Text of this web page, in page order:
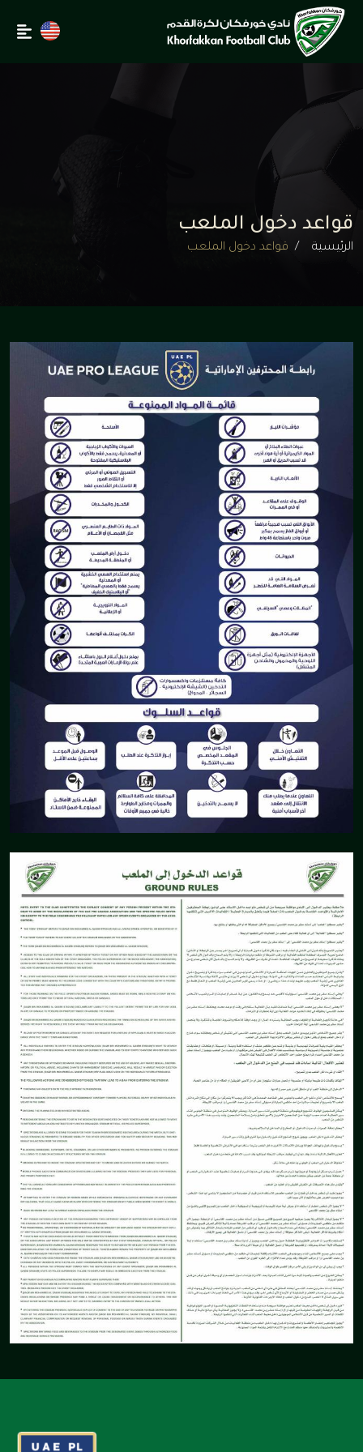
قواعد دخول الملعب
الرئيسية قواعد دخول الملعب